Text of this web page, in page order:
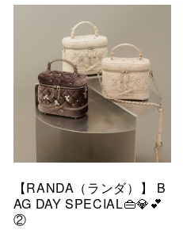
【RANDA（ランダ）】 B
AG DAY SPECIAL👜💎💕
②